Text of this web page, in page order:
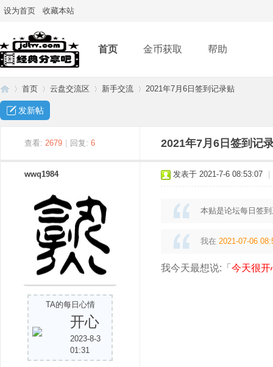
设为首页 收藏本站
首页 金币获取 帮助
首页
›
云盘交流区
›
新手交流 2021年7月6日签到记录贴
发新帖
查看: 2679 回复: 6 2021年7月6日签到记
wwq1984
TA的每日心情
开心
2023-8-3
01:31
发表于 2021-7-6 08:53:07
本贴是论坛每日签
我在 2021-07-06
我今天最想说:「 今天很开